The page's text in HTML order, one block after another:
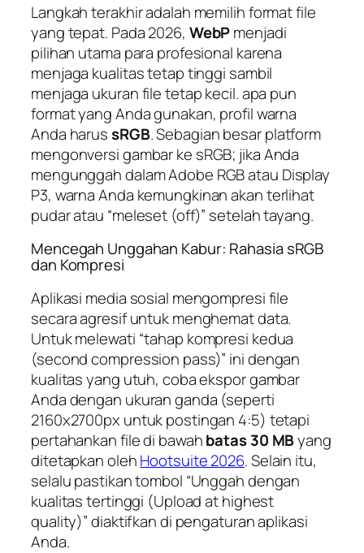
Langkah terakhir adalah memilih format file
yang tepat. Pada 2026, WebPmenjadi
pilihan utama para profesional karena
menjaga kualitas tetap tinggi sambil
menjaga ukuran file tetap kecil. apa pun
format yang Anda gunakan, profil warna
Anda harussRGB. Sebagian besar platform
mengonversi gambar ke sRGB; jika Anda
mengunggah dalam Adobe RGB atau Display
P3, warna Anda kemungkinan akan terlihat
pudar atau “meleset (off)” setelah tayang.
Mencegah Unggahan Kabur: Rahasia sRGB
dan Kompresi
Aplikasi media sosial mengompresi file
secara agresif untuk menghemat data.
Untuk melewati “tahap kompresi kedua
(second compression pass)” ini dengan
kualitas yang utuh, coba ekspor gambar
Anda dengan ukuran ganda (seperti
2160x2700px untuk postingan 4:5) tetapi
pertahankan file di bawahbatas 30 MByang
ditetapkan olehHootsuite 2026. Selain itu,
selalu pastikan tombol “Unggah dengan
kualitas tertinggi (Upload at highest
quality)” diaktifkan di pengaturan aplikasi
Anda.